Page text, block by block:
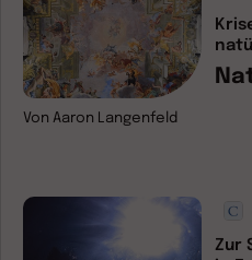
Von Aaron Langenfeld
Zur